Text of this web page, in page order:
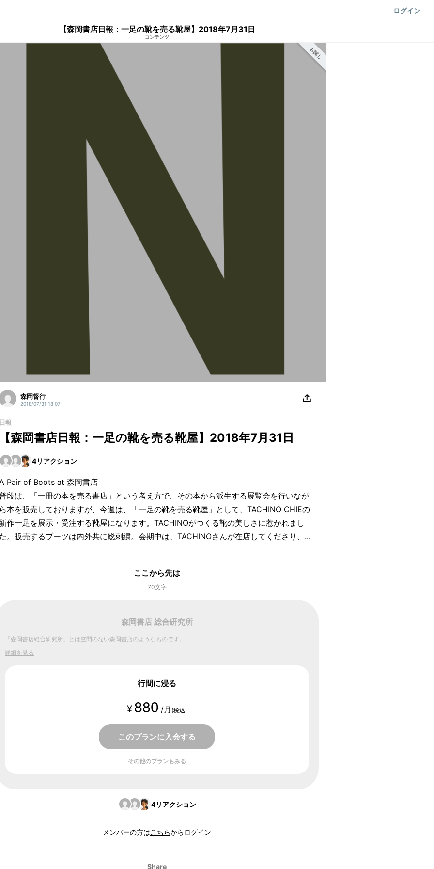
ログイン
【森岡書店日報：一足の靴を売る靴屋】2018年7月31日
コンテンツ
お試し
森岡督行
2018/07/31 18:07
日報
【森岡書店日報：一足の靴を売る靴屋】2018年7月31日
4リアクション
Pair of Boots at 森岡書店
段は、「一冊の本を売る書店」という考え方で、その本から派生する展覧会を行いなが
ら本を販売しておりますが、今週は、「一足の靴を売る靴屋」として、TACHINO CHIEの
新作一足を展示・受注する靴屋になります。TACHINOがつくる靴の美しさに惹かれまし
た。販売するブーツは内外共に総刺繍。会期中は、TACHINOさんが在店してくださり、...
ここから先は
70文字
森岡書店 総合硏究所
「森岡書店総合研究所」とは空間のない森岡書店のようなものです。
詳細を見る
行間に浸る
¥ 880 /月 (税込)
このプランに入会する
その他のプランもみる
4リアクション
メンバーの方はこちらからログイン
Share